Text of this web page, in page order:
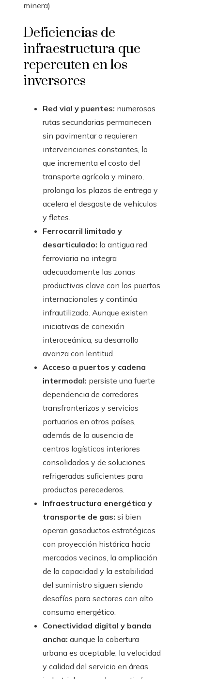
minera).
Deficiencias de
infraestructura que
repercuten en los
inversores
Red vial y puentes: numerosas
rutas secundarias permanecen
sin pavimentar o requieren
intervenciones constantes, lo
que incrementa el costo del
transporte agrícola y minero,
prolonga los plazos de entrega y
acelera el desgaste de vehículos
y fletes.
Ferrocarril limitado y
desarticulado: la antigua red
ferroviaria no integra
adecuadamente las zonas
productivas clave con los puertos
internacionales y continúa
infrautilizada. Aunque existen
iniciativas de conexión
interoceánica, su desarrollo
avanza con lentitud.
Acceso a puertos y cadena
intermodal: persiste una fuerte
dependencia de corredores
transfronterizos y servicios
portuarios en otros países,
además de la ausencia de
centros logísticos interiores
consolidados y de soluciones
refrigeradas suficientes para
productos perecederos.
Infraestructura energética y
transporte de gas: si bien
operan gasoductos estratégicos
con proyección histórica hacia
mercados vecinos, la ampliación
de la capacidad y la estabilidad
del suministro siguen siendo
desafíos para sectores con alto
consumo energético.
Conectividad digital y banda
ancha: aunque la cobertura
urbana es aceptable, la velocidad
y calidad del servicio en áreas